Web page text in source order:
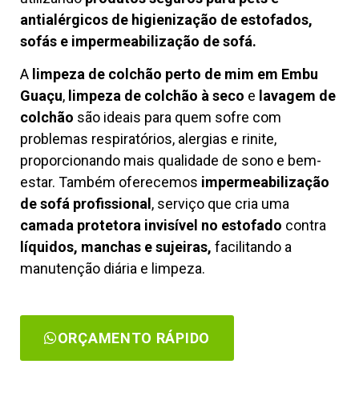
antialérgicos de higienização de estofados,
sofás e impermeabilização de sofá.
A limpeza de colchão perto de mim em Embu
Guaçu, limpeza de colchão à seco e lavagem de
colchão são ideais para quem sofre com
problemas respiratórios, alergias e rinite,
proporcionando mais qualidade de sono e bem-
estar. Também oferecemos impermeabilização
de sofá profissional , serviço que cria uma
camada protetora invisível no estofado contra
líquidos, manchas e sujeiras, facilitando a
manutenção diária e limpeza.
ORÇAMENTO RÁPIDO